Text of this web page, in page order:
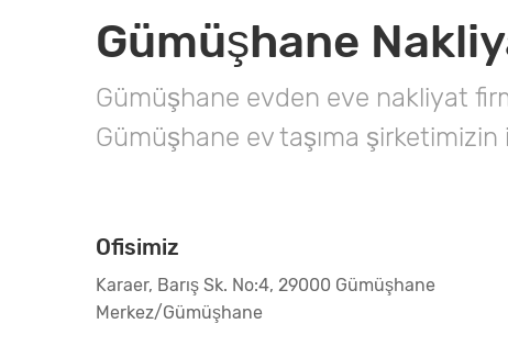
Gümüşhane
Gümüşhane evden eve nakliyat
Gümüşhane ev taşıma şirketimizin
Ofisimiz
Karaer, Barış Sk. No:4, 29000 Gümüşhane
Merkez/Gümüşhane